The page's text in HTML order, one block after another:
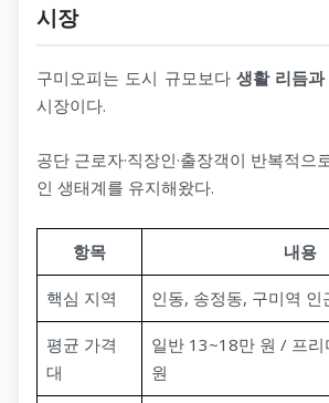
시장
구미오피는 도시 규모보다 생활 리듬
시장이다.
공단 근로자·직장인·출장객이 반복적으
인 생태계를 유지해왔다.
항목 내용
핵심 지역 인동, 송정동, 구미역 인
평균 가격
대
일반 13~18만 원 / 프
원